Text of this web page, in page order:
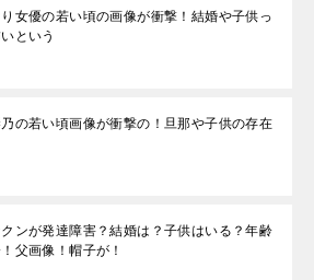
り女優の若い頃の画像が衝撃！結婚や子供っ
という
の若い頃画像が衝撃の！旦那や子供の存在
ンが発達障害？結婚は？子供はいる？年齢
父画像！帽子が！